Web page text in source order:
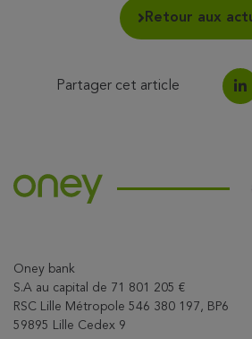
Retour aux
Partager cet article
Oney bank
S.A au capital de 71 801 205 €
RSC Lille Métropole 546 380 197, BP6
59895 Lille Cedex 9